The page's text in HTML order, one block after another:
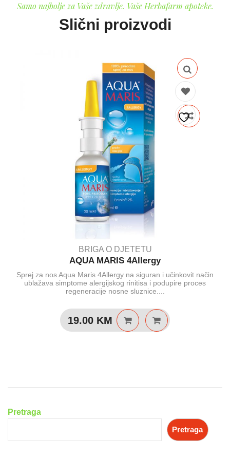
Samo najbolje za Vaše zdravlje. Vaše Herbafarm apoteke.
Slični proizvodi
BRIGA O DJETETU
AQUA MARIS 4Allergy
Sprej za nos Aqua Maris 4Allergy na siguran i učinkovit način
ublažava simptome alergijskog rinitisa i podupire proces
regeneracije nosne sluznice....
19.00 KM
Pretraga
Pretraga